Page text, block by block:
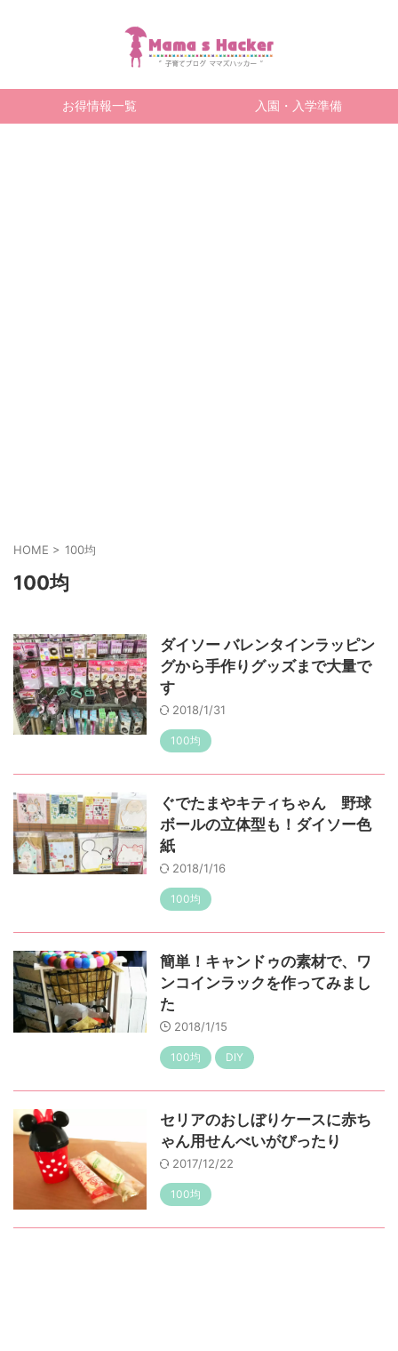
お得情報一覧 入園・入学準備
HOME > 100均
100均
ダイソー バレンタインラッピン
グから手作りグッズまで大量で
す
2018/1/31
100均
ぐでたまやキティちゃん 野球
ボールの立体型も！ダイソー色
紙
2018/1/16
100均
簡単！キャンドゥの素材で、ワ
ンコインラックを作ってみまし
た
2018/1/15
100均 DIY
セリアのおしぼりケースに赤ち
ゃん用せんべいがぴったり
2017/12/22
100均